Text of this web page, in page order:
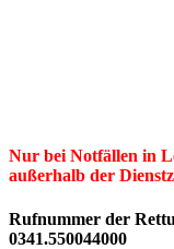
Nur bei Notfällen in
außerhalb der
Rufnummer der
0341.550044000